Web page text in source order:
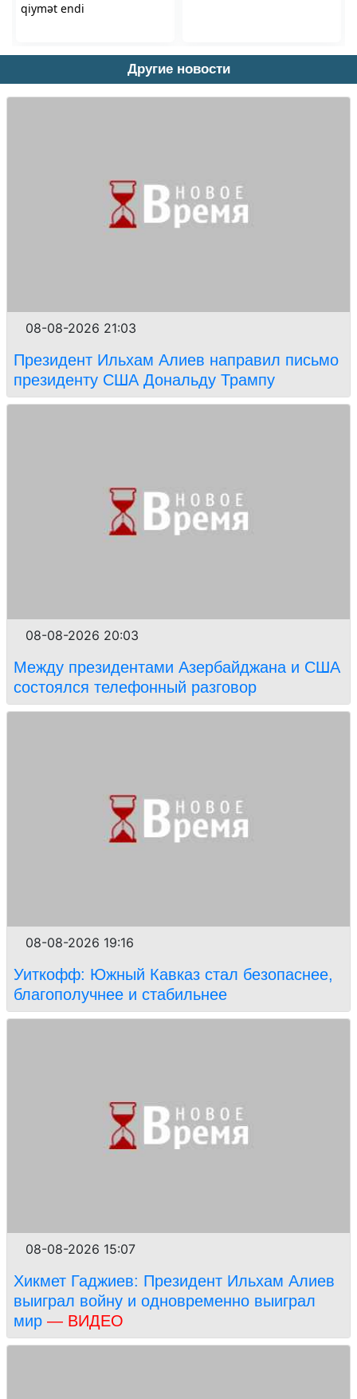
Другие новости
08-08-2026 21:03
Президент Ильхам Алиев направил письмо
президенту США Дональду Трампу
08-08-2026 20:03
Между президентами Азербайджана и США
состоялся телефонный разговор
08-08-2026 19:16
Уиткофф: Южный Кавказ стал безопаснее,
благополучнее и стабильнее
08-08-2026 15:07
Хикмет Гаджиев: Президент Ильхам Алиев
выиграл войну и одновременно выиграл
мир — ВИДЕО